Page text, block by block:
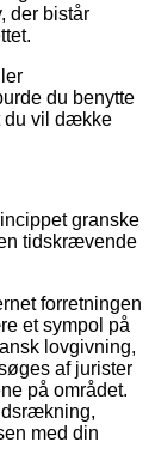
der bistår
du benytte
du vil dække
granske
tidskrævende
forretningen
et sympol på
lovgivning,
af jurister
på området.
med din